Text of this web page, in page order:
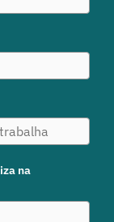
na